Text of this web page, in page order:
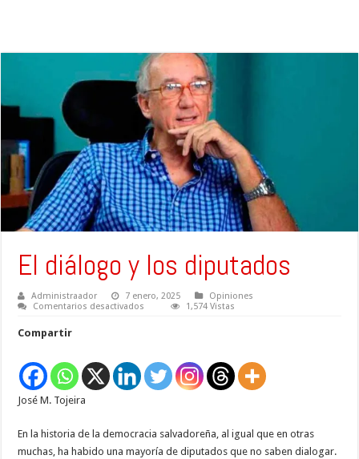
El diálogo y los diputados
Administraador 7 enero, 2025
Opiniones
Comentarios desactivados
1,574 Vistas
Compartir
José M. Tojeira
En la historia de la democracia salvadoreña, al igual que en otras
muchas, ha habido una mayoría de diputados que no saben dialogar.